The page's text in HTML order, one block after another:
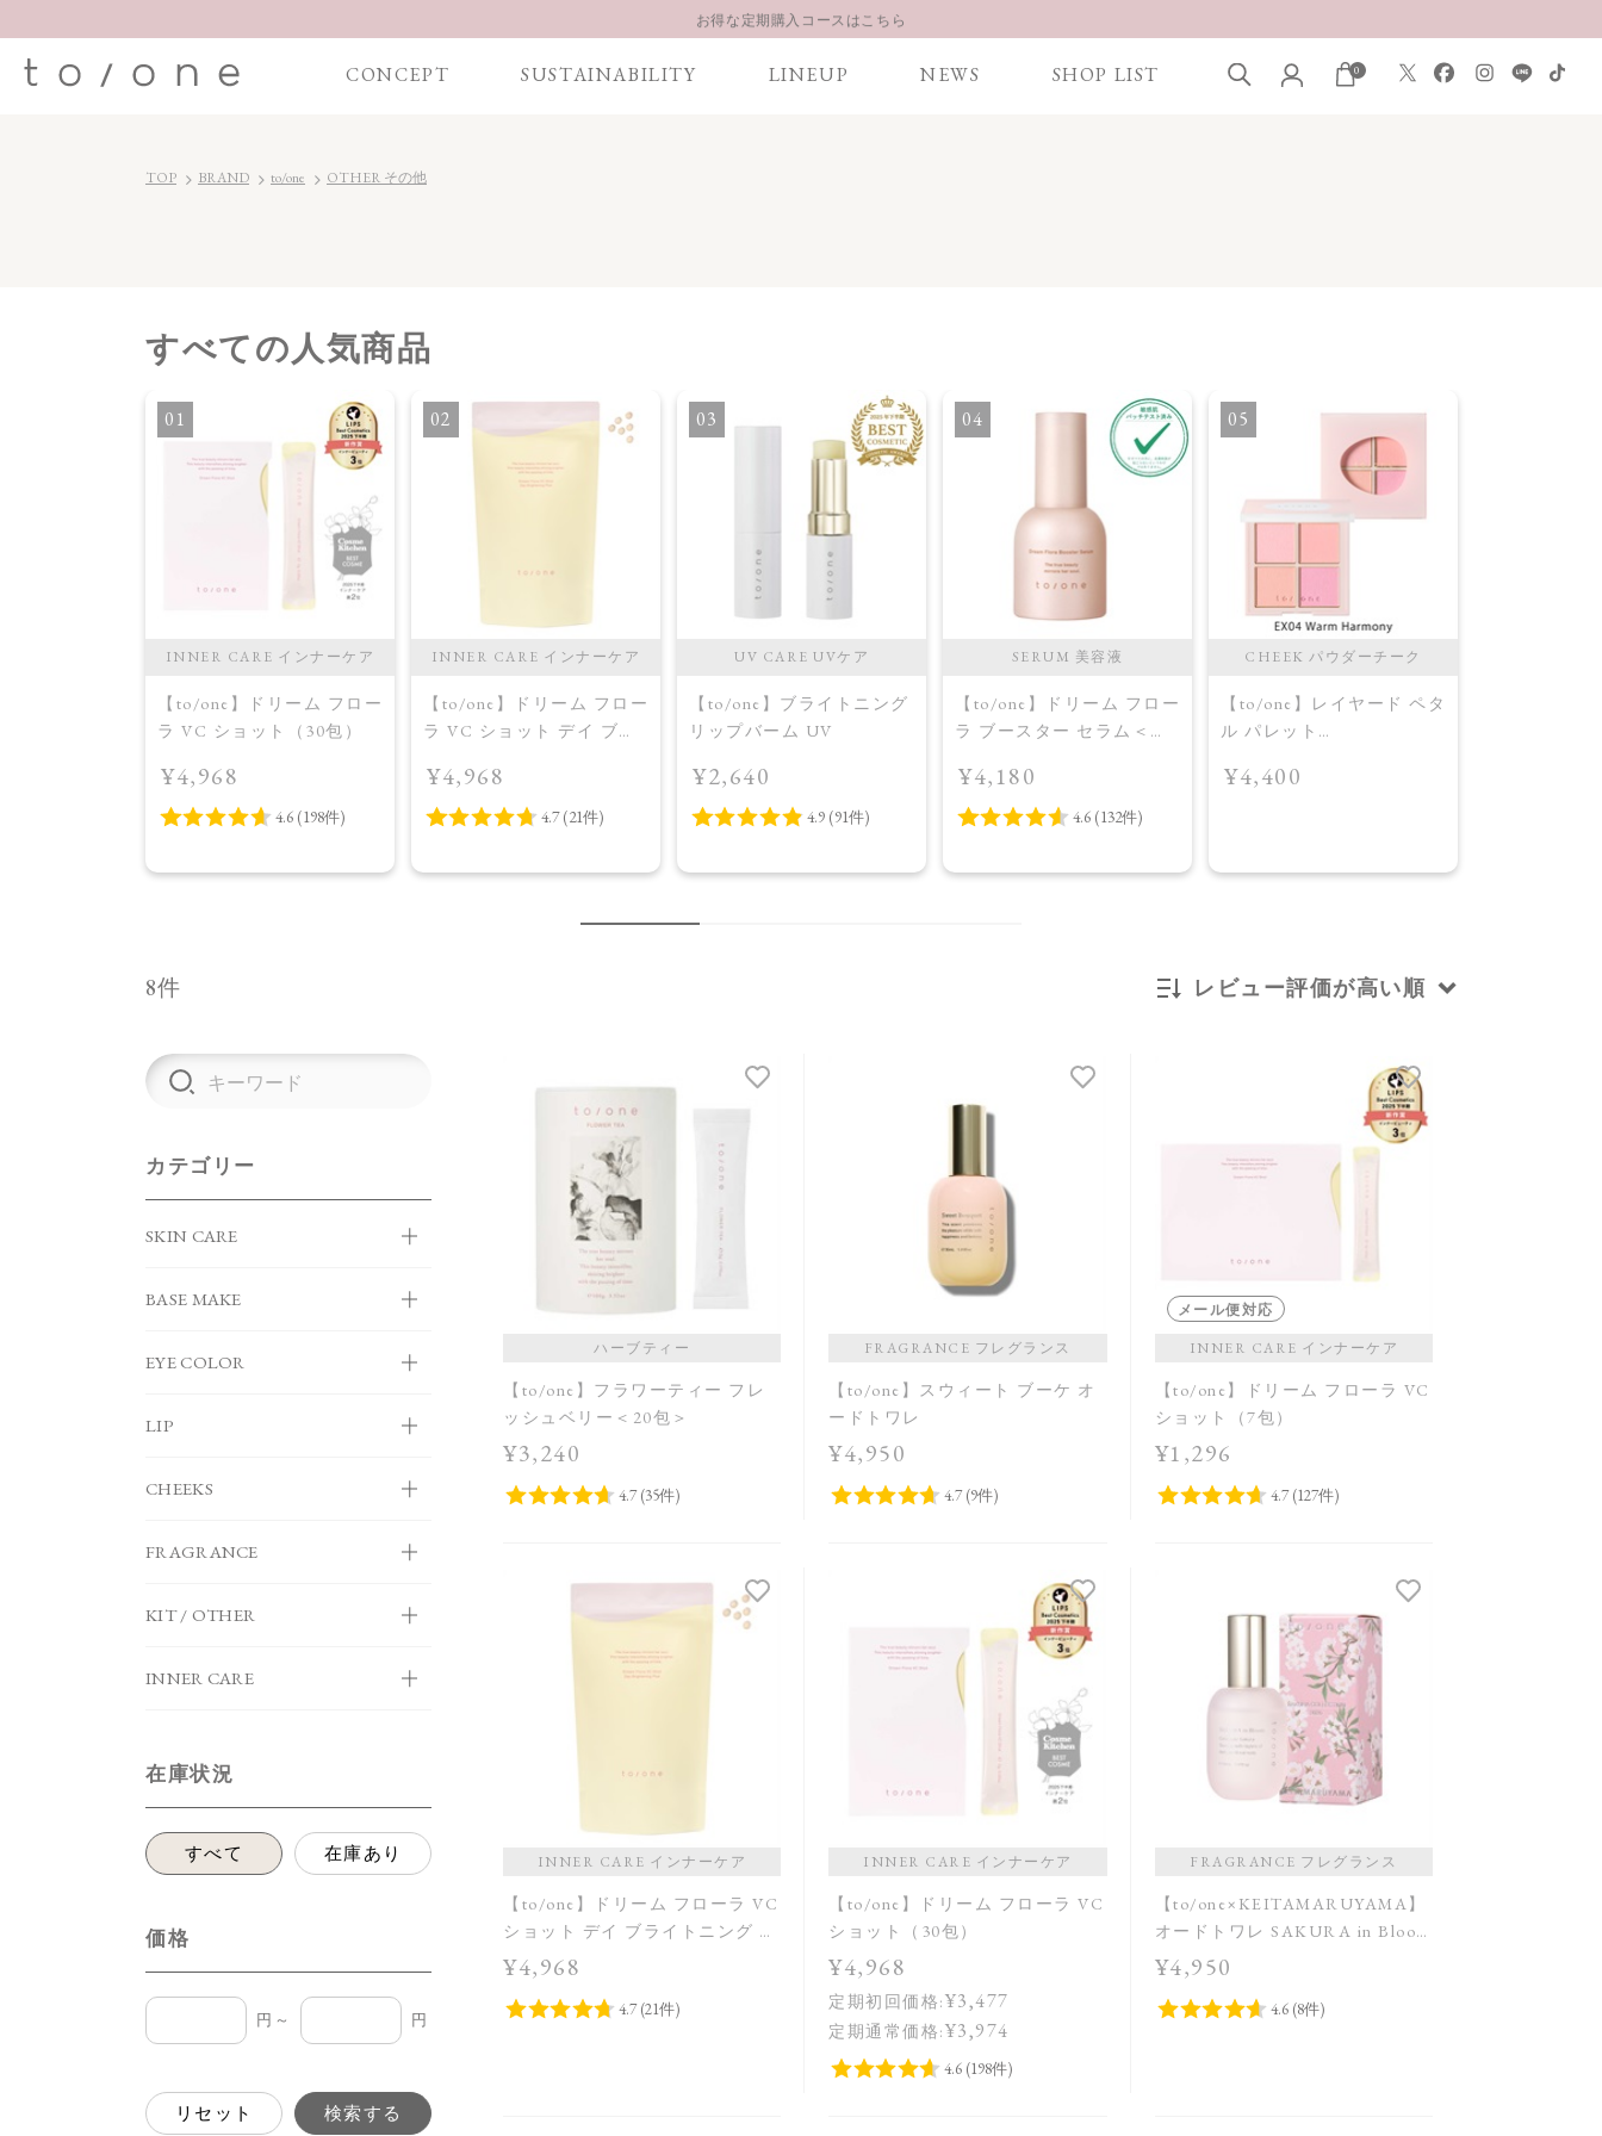
お得な定期購入コースはこちら
CONCEPT SUSTAINABILITY LINEUP NEWS SHOP LIST 0
TOP BRAND to/one OTHER その他
すべての人気商品
1
INNER CARE インナーケア
【to/one】ドリーム フロー
ラ VC ショット（30包）
¥4,968
2
INNER CARE インナーケア
【to/one】ドリーム フロー
ラ VC ショット デイ ブラ
品＞
¥4,968
3
UV CARE UVケア
【to/one】ブライトニング
リップバーム UV
¥2,640
4
SERUM 美容液
【to/one】ドリーム フロー
ラ ブースター セラム＜導
¥4,180
5
CHEEK パウダーチーク
【to/one】レイヤード ペタ
ル パレット
AW Collection＞EX04
¥4,400
8件 レビュー評価が高い順
価格が高い
人気順
カテゴリー
SKIN CARE
BASE MAKE
EYE COLOR
LIP
CHEEKS
FRAGRANCE
KIT / OTHER
INNER CARE
在庫状況
すべて 在庫あり
価格
円～ 円
リセット 検索する
ハーブティー
【to/one】フラワーティー フレ
ッシュベリー＜20包＞
¥3,240
FRAGRANCE フレグランス
【to/one】スウィート ブーケ オ
ードトワレ
¥4,950
メール便対応
INNER CARE インナーケア
【to/one】ドリーム フローラ VC
ショット（7包）
¥1,296
INNER CARE インナーケア
【to/one】ドリーム フローラ VC
ショット デイ ブライトニング プ
ラス＜限定品＞
¥4,968
INNER CARE インナーケア
【to/one】ドリーム フローラ VC
ショット（30包）
¥4,968
定期初回価格:¥3,477
定期通常価格:¥3,974
FRAGRANCE フレグランス
【to/one×KEITAMARUYAMA】
オードトワレ SAKURA in Bloom
＜限定品＞
¥4,950